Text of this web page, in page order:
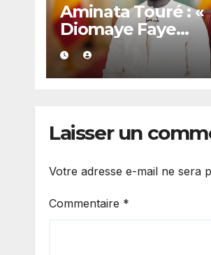
Aminata Touré : «
Diomaye Faye
dispose de toute
l’année 2027 pour
organiser les
Laisser un
Votre adresse e-mail ne sera
Commentaire *